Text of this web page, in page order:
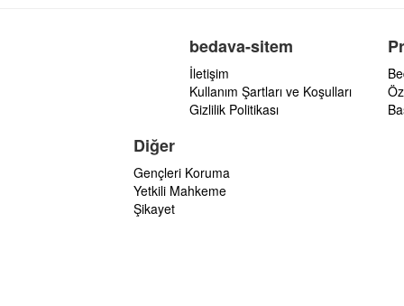
bedava-sitem
İletişim
Kullanım Şartları ve Koşulları
Gizlilik Politikası
Diğer
Gençleri Koruma
Yetkili Mahkeme
Şikayet